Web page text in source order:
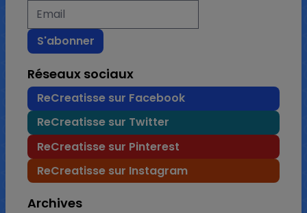
Réseaux sociaux
ReCreatisse sur Facebook
ReCreatisse sur Twitter
ReCreatisse sur Pinterest
ReCreatisse sur Instagram
Archives